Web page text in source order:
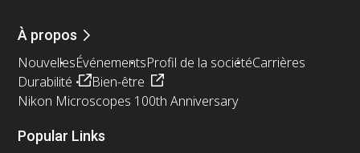
À propos
NouvellesÉvénementsProfil de la sociétéCarrières
Durabilité
Bien-être
Nikon Microscopes 100th Anniversary
Popular Links